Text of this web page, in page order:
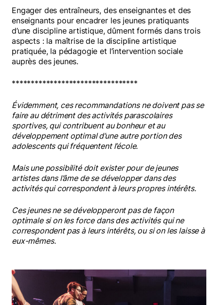
Engager des entraîneurs, des enseignantes et des
enseignants pour encadrer les jeunes pratiquants
d’une discipline artistique, dûment formés dans trois
aspects : la maîtrise de la discipline artistique
pratiquée, la pédagogie et l’intervention sociale
auprès des jeunes.
*********************************
Évidemment, ces recommandations ne doivent pas se
faire au détriment des activités parascolaires
sportives, qui contribuent au bonheur et au
développement optimal d’une autre portion des
adolescents qui fréquentent l’école.
Mais une possibilité doit exister pour de jeunes
artistes dans l’âme de se développer dans des
activités qui correspondent à leurs propres intérêts.
Ces jeunes ne se développeront pas de façon
optimale si on les force dans des activités qui ne
correspondent pas à leurs intérêts, ou si on les laisse à
eux-mêmes.